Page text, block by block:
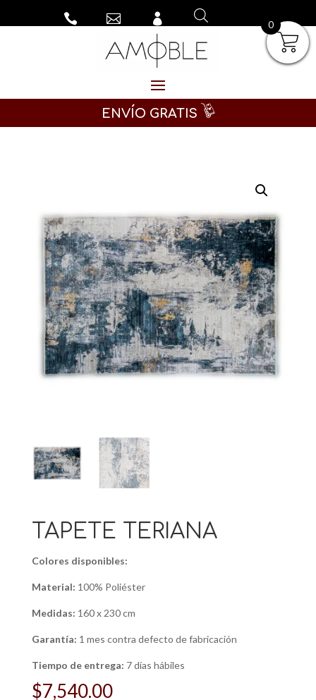
  
ENVÍO GRATIS
TAPETE TERIANA
Colores disponibles:
Material: 100% Poliéster
Medidas: 160 x 230 cm
Garantía: 1 mes contra defecto de fabricación
Tiempo de entrega: 7 días hábiles
$7,540.00
0